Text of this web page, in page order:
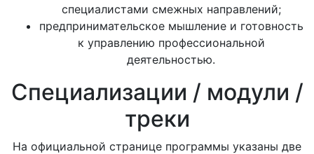
специалистами смежных направлений;
предпринимательское мышление и готовность
к управлению профессиональной
деятельностью.
Специализации / модули /
треки
На официальной странице программы указаны две